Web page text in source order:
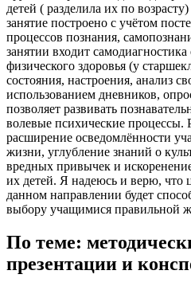
детей ( разделила их по
занятие построено с учётом
процессов познания,
занятии входит
физического здоровья (у
состояния, настроения, анализ
использованием дневников,
позволяет развивать
волевые психические процессы.
расширение осведомлённости
жизни, углубление знаний о
вредных привычек и
их детей. Я надеюсь и верю, что
данном направлении будет
выбору учащимися правильной
По теме:
презентации и